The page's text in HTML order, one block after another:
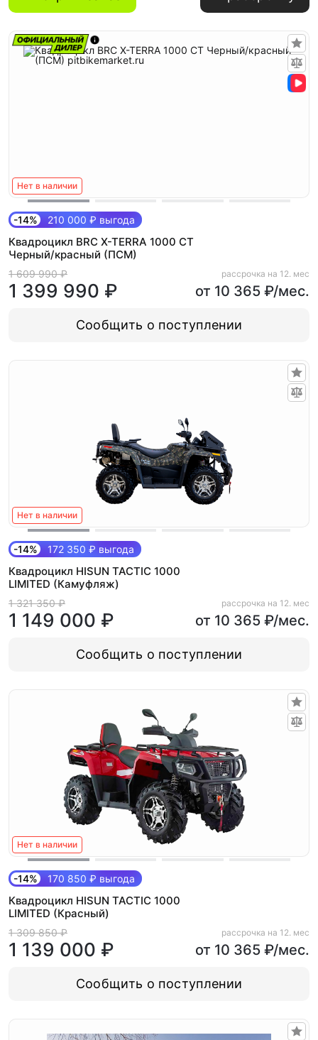
Нет в наличии
-14% 210 000 ₽ выгода
Квадроцикл BRC X-TERRA 1000 CT
Черный/красный (ПСМ)
1 609 990 ₽
1 399 990 ₽
рассрочка на 12. мес
от 10 365 ₽/мес.
Сообщить о поступлении
Нет в наличии
-14% 172 350 ₽ выгода
Квадроцикл HISUN TACTIC 1000
LIMITED (Камуфляж)
1 321 350 ₽
1 149 000 ₽
рассрочка на 12. мес
от 10 365 ₽/мес.
Сообщить о поступлении
Нет в наличии
-14% 170 850 ₽ выгода
Квадроцикл HISUN TACTIC 1000
LIMITED (Красный)
1 309 850 ₽
1 139 000 ₽
рассрочка на 12. мес
от 10 365 ₽/мес.
Сообщить о поступлении